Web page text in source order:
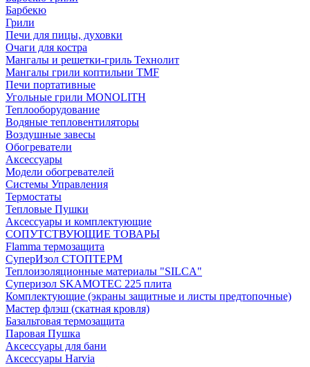
Барбекю
Грили
Печи для пицы, духовки
Очаги для костра
Мангалы и решетки-гриль Технолит
Мангалы грили коптильни TMF
Печи портативные
Угольные грили MONOLITH
Теплооборудование
Водяные тепловентиляторы
Воздушные завесы
Обогреватели
Аксессуары
Модели обогревателей
Системы Управления
Термостаты
Тепловые Пушки
Аксессуары и комплектующие
СОПУТСТВУЮЩИЕ ТОВАРЫ
Flamma термозащита
СуперИзол СТОПТЕРМ
Теплоизоляционные материалы "SILCA"
Суперизол SKAMOTEC 225 плита
Комплектующие (экраны защитные и листы предтопочные)
Мастер флэш (скатная кровля)
Базальтовая термозащита
Паровая Пушка
Аксессуары для бани
Аксессуары Harvia